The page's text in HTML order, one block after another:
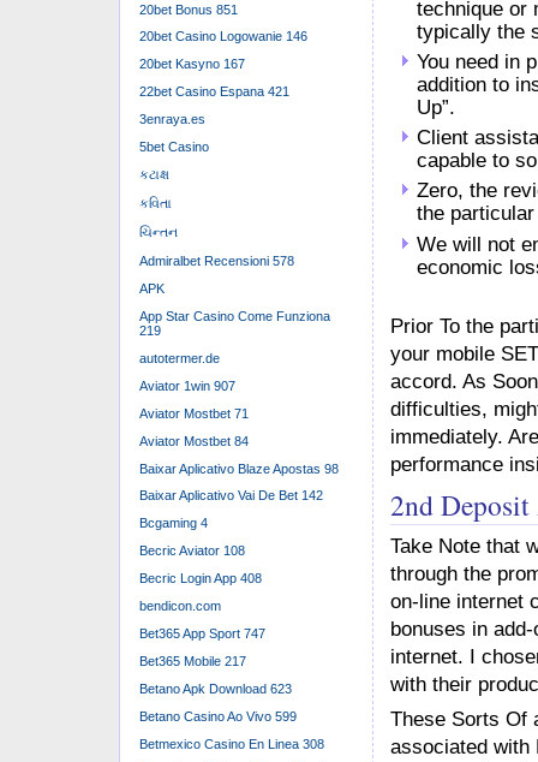
technique or
typically the
You need in
addition to
Up”.
Client
capable to
Zero, the
the
We will not
economic
Prior To the
your mobile
accord. As
difficulties,
immediately.
performance
2nd
Take Note that
through the
on-line internet
bonuses in
internet. I
with their
These Sorts Of
associated with
20bet Bonus 851
20bet Casino Logowanie 146
20bet Kasyno 167
22bet Casino Espana 421
3enraya.es
5bet Casino
કટાક્ષ
કવિતા
ચિન્તન
Admiralbet Recensioni 578
APK
App Star Casino Come Funziona
219
autotermer.de
Aviator 1win 907
Aviator Mostbet 71
Aviator Mostbet 84
Baixar Aplicativo Blaze Apostas 98
Baixar Aplicativo Vai De Bet 142
Bcgaming 4
Becric Aviator 108
Becric Login App 408
bendicon.com
Bet365 App Sport 747
Bet365 Mobile 217
Betano Apk Download 623
Betano Casino Ao Vivo 599
Betmexico Casino En Linea 308